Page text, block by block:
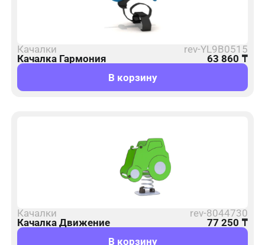
Качалки
rev-YL9B0515
Качалка Гармония
63 860 ₸
В корзину
Качалки
rev-8044730
Качалка Движение
77 250 ₸
В корзину